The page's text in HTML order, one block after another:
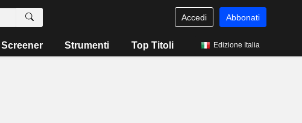
Accedi Abbonati
Screener Strumenti Top Titoli Edizione Italia